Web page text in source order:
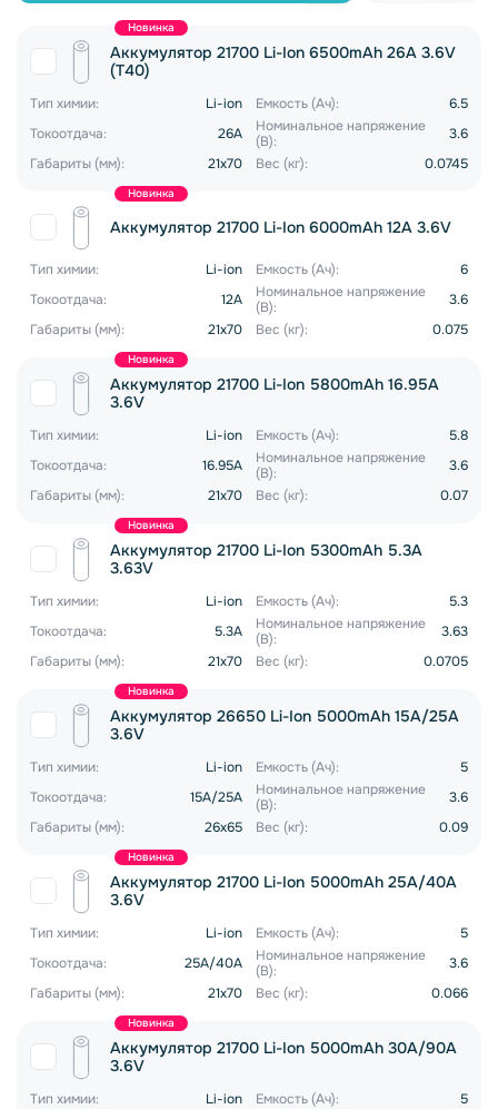
Новинка
Аккумулятор 21700 Li-Ion 6500mAh 26A 3.6V
(T40)
Тип химии: Li-ion Емкость (Ач):
6.5
Токоотдача:
26A
Номинальное напряжение
(В):
3.6
Габариты (мм):
21x70 Вес (кг): 0.0745
Новинка
Аккумулятор 21700 Li-Ion 6000mAh 12A 3.6V
Тип химии: Li-ion Емкость (Ач):
6
Токоотдача:
12A
Номинальное напряжение
(В):
3.6
Габариты (мм):
21x70 Вес (кг): 0.075
Новинка
Аккумулятор 21700 Li-Ion 5800mAh 16.95A
3.6V
Тип химии: Li-ion Емкость (Ач):
5.8
Токоотдача:
16.95A
Номинальное напряжение
(В):
3.6
Габариты (мм):
21x70 Вес (кг): 0.07
Новинка
Аккумулятор 21700 Li-Ion 5300mAh 5.3A
3.63V
Тип химии: Li-ion Емкость (Ач):
5.3
Токоотдача:
5.3A
Номинальное напряжение
(В):
3.63
Габариты (мм):
21x70 Вес (кг): 0.0705
Новинка
Аккумулятор 26650 Li-Ion 5000mAh 15A/25A
3.6V
Тип химии: Li-ion Емкость (Ач):
5
Токоотдача:
15A/25A
Номинальное напряжение
(В):
3.6
Габариты (мм):
26x65 Вес (кг): 0.09
Новинка
Аккумулятор 21700 Li-Ion 5000mAh 25A/40A
3.6V
Тип химии: Li-ion Емкость (Ач):
5
Токоотдача:
25A/40A
Номинальное напряжение
(В):
3.6
Габариты (мм):
21x70 Вес (кг): 0.066
Новинка
Аккумулятор 21700 Li-Ion 5000mAh 30A/90A
3.6V
Тип химии: Li-ion Емкость (Ач):
5